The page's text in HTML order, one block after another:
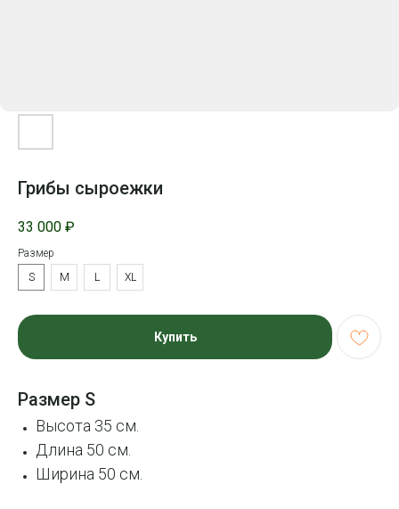
Грибы сыроежки
33 000 ₽
Размер
S
M L XL
Купить
Размер S
Высота 35 см.
Длина 50 см.
Ширина 50 см.